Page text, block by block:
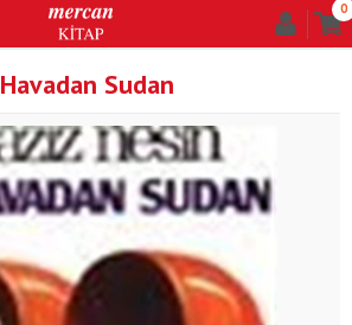
0
Havadan Sudan